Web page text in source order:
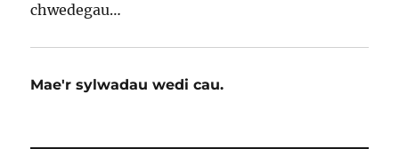
chwedegau…
Mae'r sylwadau wedi cau.